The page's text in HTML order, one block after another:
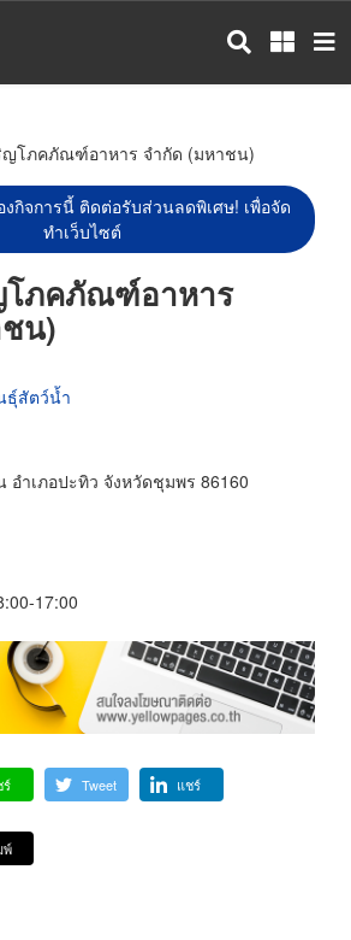
ญโภคภัณฑ์อาหาร จำกัด (มหาชน)
กิจการนี้ ติดต่อรับส่วนลดพิเศษ! เพื่อจัด
ทำเว็บไซต์
โภคภัณฑ์อาหาร
น)
ธุ์สัตว์น้ำ
อำเภอปะทิว จังหวัดชุมพร 86160
17:00
ร์ Tweet แชร์
พ์